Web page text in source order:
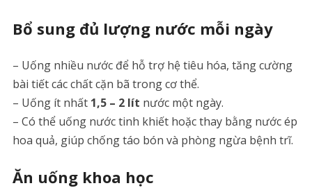
Bổ sung đủ lượng nước mỗi ngày
– Uống nhiều nước để hỗ trợ hệ tiêu hóa, tăng cường
bài tiết các chất cặn bã trong cơ thể.
– Uống ít nhất 1,5 – 2 lít nước một ngày.
– Có thể uống nước tinh khiết hoặc thay bằng nước ép
hoa quả, giúp chống táo bón và phòng ngừa bệnh trĩ.
Ăn uống khoa học